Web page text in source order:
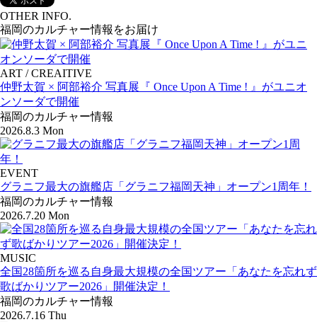
OTHER INFO.
福岡のカルチャー情報をお届け
ART / CREAITIVE
仲野太賀 × 阿部裕介 写真展『 Once Upon A Time ! 』がユニオ
ンソーダで開催
福岡のカルチャー情報
2026.8.3 Mon
EVENT
グラニフ最大の旗艦店「グラニフ福岡天神」オープン1周年！
福岡のカルチャー情報
2026.7.20 Mon
MUSIC
全国28箇所を巡る自身最大規模の全国ツアー「あなたを忘れず
歌ばかりツアー2026」開催決定！
福岡のカルチャー情報
2026.7.16 Thu